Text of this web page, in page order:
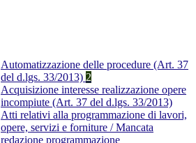
Automatizzazione delle procedure (Art. 37
del d.lgs. 33/2013) 2
Acquisizione interesse realizzazione opere
incompiute (Art. 37 del d.lgs. 33/2013)
Atti relativi alla programmazione di lavori,
opere, servizi e forniture / Mancata
redazione programmazione